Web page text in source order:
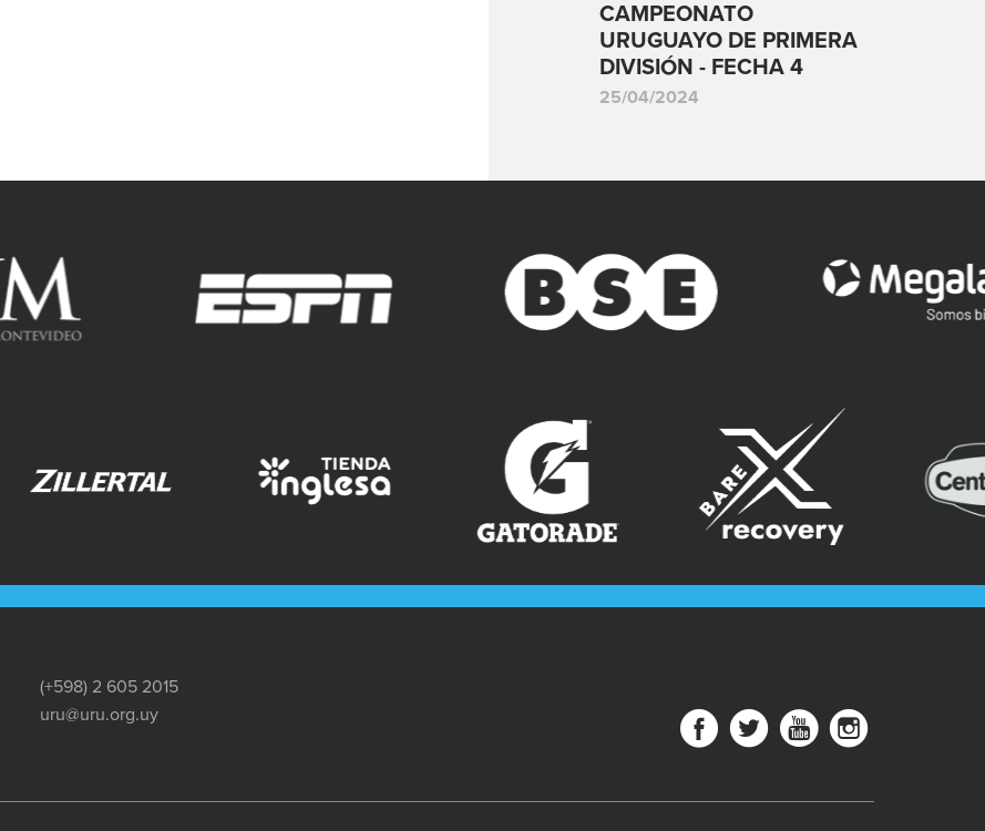
CAMPEONATO
URUGUAYO DE PRIMERA
DIVISIÓN - FECHA 4
25/04/2024
(+598) 2 605 2015
uru@uru.org.uy